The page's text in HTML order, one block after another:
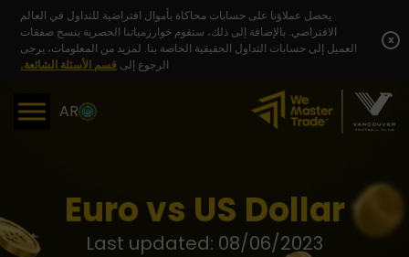
content
يحصل عملاؤنا على حسابات محاكاة بأموال افتراضية للتداول في العالم
الافتراضي. بالإضافة إلى ذلك، ستقوم خوارزمياتنا الحصرية بنسخ صفقات
العميل إلى حسابات التداول الحقيقية الخاصة بنا. لمزيد من المعلومات، يرجى
الرجوع إلى قسم الأسئلة الشائعة.
x
AR
Euro vs US Dollar
Last updated: 08/06/2023